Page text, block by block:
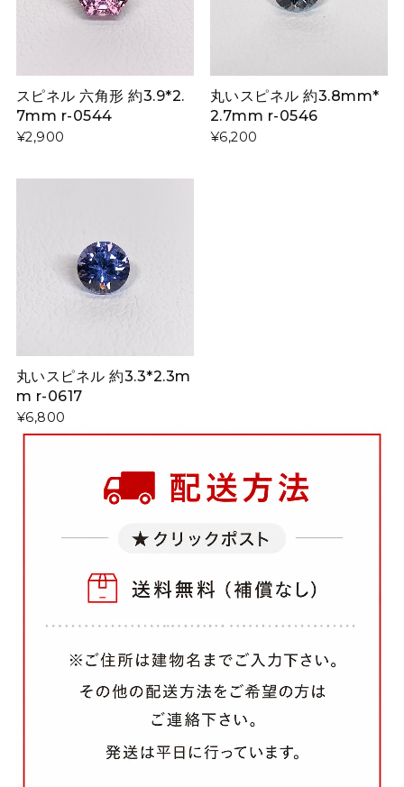
スピネル 六角形 約3.9*2.
7mm r-0544
¥2,900
丸いスピネル 約3.8mm*
2.7mm r-0546
¥6,200
丸いスピネル 約3.3*2.3m
m r-0617
¥6,800